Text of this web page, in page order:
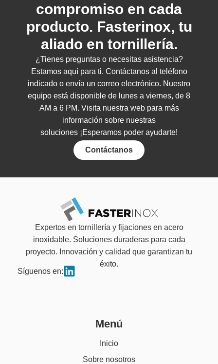
compromiso en cada
producto. Fasterinox, tu
aliado en tornillería.
¿Tienes preguntas o necesitas asistencia?
Estamos aquí para ti. Contáctanos al teléfono
indicado o envía un correo electrónico. Nuestro
equipo está disponible de lunes a viernes, de 8
AM a 6 PM. Visita nuestra web para más
información sobre nuestras
soluciones ¡Esperamos poder ayudarte!
Contáctanos
Expertos en tornillería y fijaciones en acero
inoxidable. Soluciones duraderas para cada
proyecto. Innovación y calidad que garantizan tu
éxito.
Síguenos en:
Menú
Inicio
Sobre nosotros